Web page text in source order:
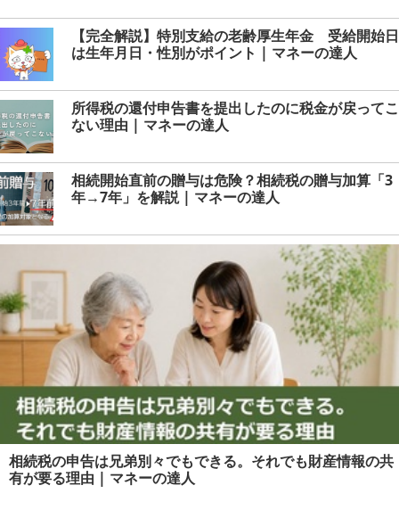
【完全解説】特別支給の老齢厚生年金 受給開始日
は生年月日・性別がポイント | マネーの達人
所得税の還付申告書を提出したのに税金が戻ってこ
ない理由 | マネーの達人
相続開始直前の贈与は危険？相続税の贈与加算「3
年→7年」を解説 | マネーの達人
相続税の申告は兄弟別々でもできる。それでも財産情報の共
有が要る理由 | マネーの達人